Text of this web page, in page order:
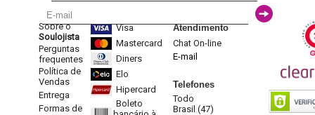
Sobre o
Soulojista
Perguntas
frequentes
Política de
Vendas
Entrega
Formas de
Visa
Mastercard
Diners
Elo
Hipercard
Boleto
Atendimento
Chat On-line
E-mail
Telefones
Todo
Brasil (47)